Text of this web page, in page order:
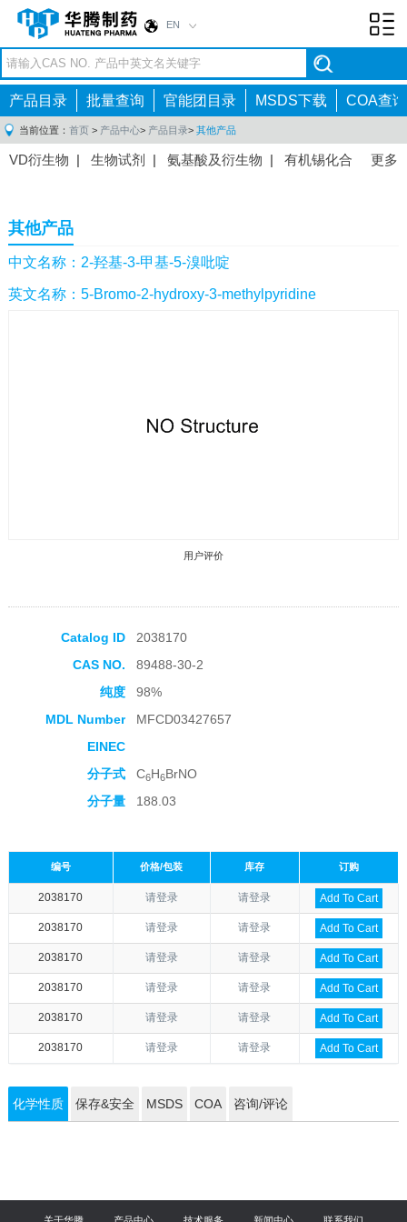
EN
产品目录 批量查询 官能团目录 MSDS下载 COA查询
当前位置： 首页 > 产品中心> 产品目录> 其他产品
更多
VD衍生物 | 生物试剂 | 氨基酸及衍生物 | 有机锡化合
间体|抗高血压药物中间体
感染药物中间体
体 |抗精神病药物中间体|抗炎药物中间体
药中间体|其他原料药中间体|
其他产品
中文名称：2-羟基-3-甲基-5-溴吡啶
英文名称：5-Bromo-2-hydroxy-3-methylpyridine
用户评价
Catalog ID
2038170
CAS NO.
89488-30-2
纯度
98%
MDL Number
MFCD03427657
EINEC
分子式
C6H6BrNO
分子量
188.03
编号 价格/包装 库存 订购
2038170 请登录 请登录 Add To Cart
2038170 请登录 请登录 Add To Cart
2038170 请登录 请登录 Add To Cart
2038170 请登录 请登录 Add To Cart
2038170 请登录 请登录 Add To Cart
2038170 请登录 请登录 Add To Cart
化学性质 保存&安全 MSDS COA 咨询/评论